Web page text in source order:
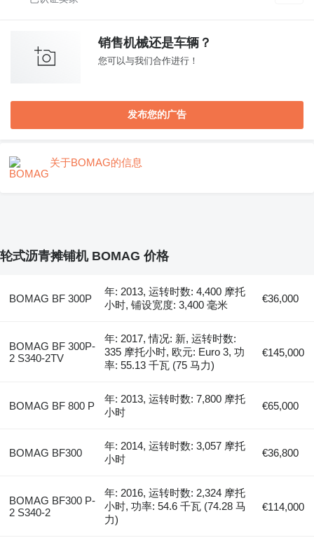
销售机械还是车辆？
您可以与我们合作进行！
发布您的广告
关于BOMAG的信息
轮式沥青摊铺机 BOMAG 价格
BOMAG BF 300P
年: 2013, 运转时数: 4,400 摩托
小时, 铺设宽度: 3,400 毫米
€36,000
BOMAG BF 300P-
2 S340-2TV
年: 2017, 情况: 新, 运转时数:
335 摩托小时, 欧元: Euro 3, 功
率: 55.13 千瓦 (75 马力)
€145,000
BOMAG BF 800 P
年: 2013, 运转时数: 7,800 摩托
小时
€65,000
BOMAG BF300
年: 2014, 运转时数: 3,057 摩托
小时
€36,800
BOMAG BF300 P-
2 S340-2
年: 2016, 运转时数: 2,324 摩托
小时, 功率: 54.6 千瓦 (74.28 马
力)
€114,000